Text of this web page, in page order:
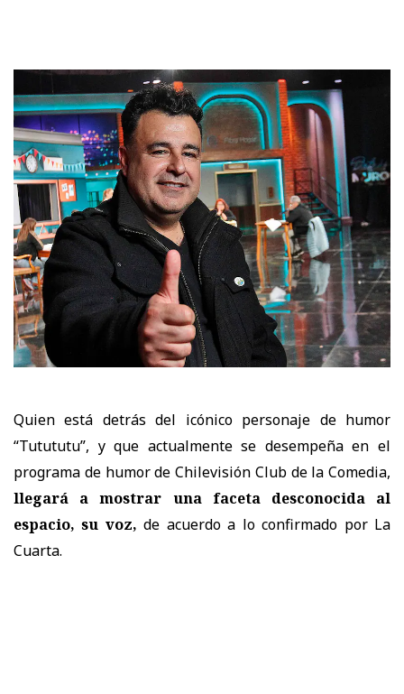
Quien está detrás del icónico personaje de humor
“Tutututu”, y que actualmente se desempeña en el
programa de humor de Chilevisión Club de la Comedia,
llegará a mostrar una faceta desconocida al
espacio, su voz,de acuerdo a lo confirmado por La
Cuarta.